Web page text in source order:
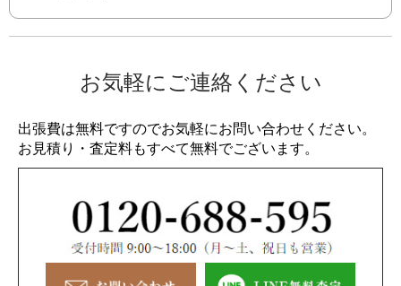
お気軽にご連絡ください
出張費は無料ですのでお気軽にお問い合わせください。
お見積り・査定料もすべて無料でございます。